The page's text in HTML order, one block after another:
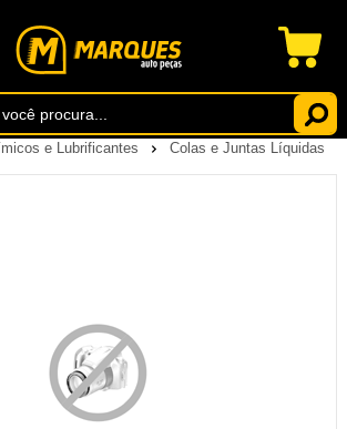
e Lubrificantes Colas e Juntas Líquidas